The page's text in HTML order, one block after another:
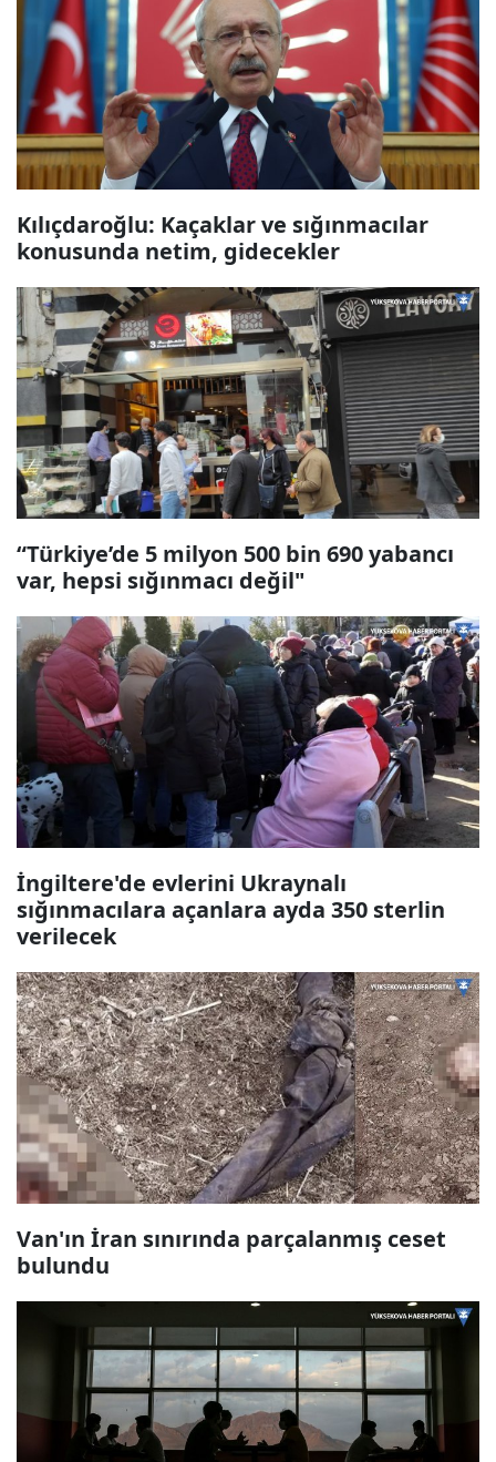
Kılıçdaroğlu: Kaçaklar ve sığınmacılar
konusunda netim, gidecekler
“Türkiye’de 5 milyon 500 bin 690 yabancı
var, hepsi sığınmacı değil"
İngiltere'de evlerini Ukraynalı
sığınmacılara açanlara ayda 350 sterlin
verilecek
Van'ın İran sınırında parçalanmış ceset
bulundu